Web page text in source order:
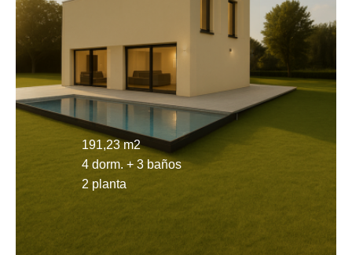
191,23 m2
4 dorm. + 3 baños
2 planta